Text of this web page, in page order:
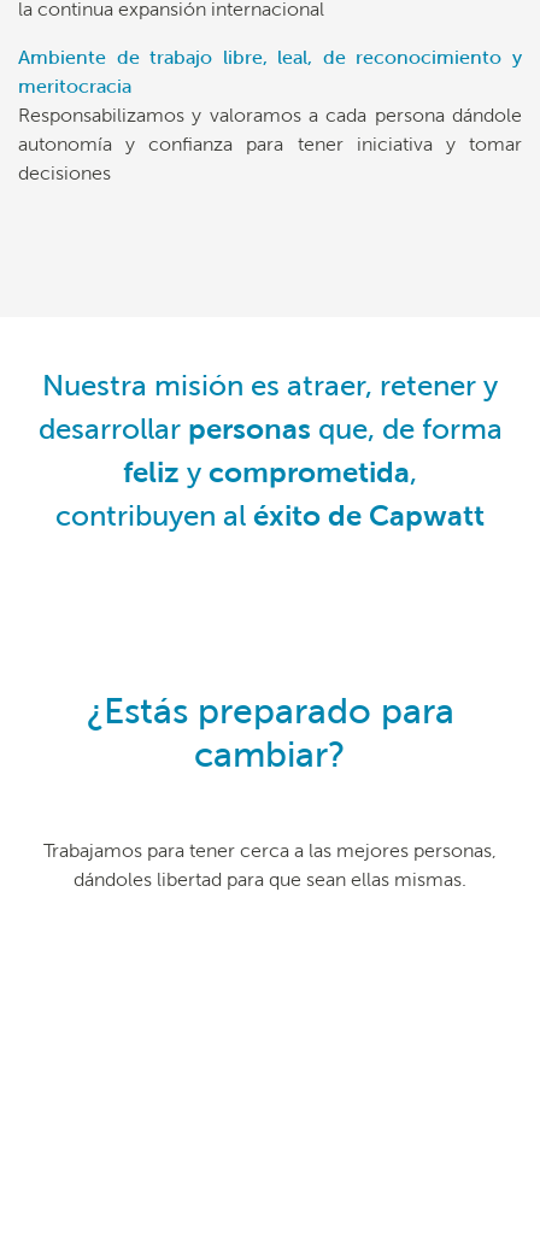
la continua expansión internacional
Ambiente de trabajo libre, leal, de reconocimiento y
meritocracia
Responsabilizamos y valoramos a cada persona dándole
autonomía y confianza para tener iniciativa y tomar
decisiones
Nuestra misión es atraer, retener y
desarrollar personas que, de forma
feliz y comprometida,
contribuyen al éxito de Capwatt
¿Estás preparado para
cambiar?
Trabajamos para tener cerca a las mejores personas,
dándoles libertad para que sean ellas mismas.